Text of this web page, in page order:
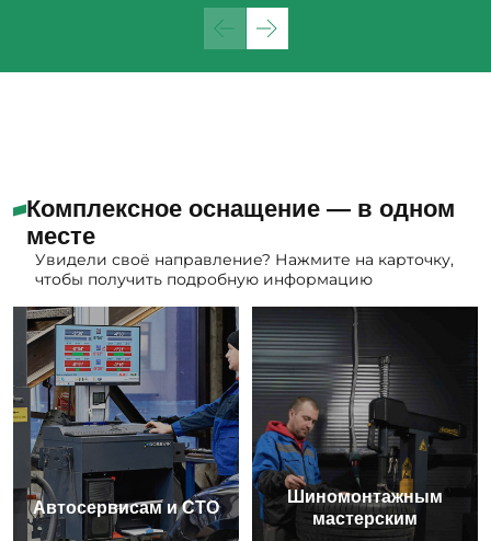
Комплексное оснащение — в одном
месте
Увидели своё направление? Нажмите на карточку,
чтобы получить подробную информацию
Автосервисам и СТО
Шиномонтажным
мастерским